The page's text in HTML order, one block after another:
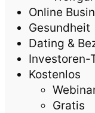
Online
Gesundheit
Dating &
Investoren-
Kostenlos
Gratis